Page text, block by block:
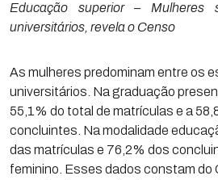
Educação superior –
universitários, revela o Censo
As mulheres predominam entre os
universitários. Na graduação
55,1% do total de matrículas e a
concluintes. Na modalidade
das matrículas e 76,2% dos
feminino. Esses dados constam do